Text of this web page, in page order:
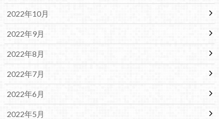
2022年10月
2022年9月
2022年8月
2022年7月
2022年6月
2022年5月